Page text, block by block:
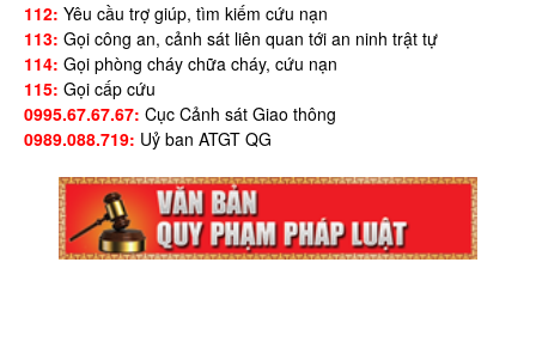
112: Yêu cầu trợ giúp, tìm kiếm cứu nạn
113: Gọi công an, cảnh sát liên quan tới an ninh trật tự
114: Gọi phòng cháy chữa cháy, cứu nạn
115: Gọi cấp cứu
0995.67.67.67: Cục Cảnh sát Giao thông
0989.088.719: Uỷ ban ATGT QG